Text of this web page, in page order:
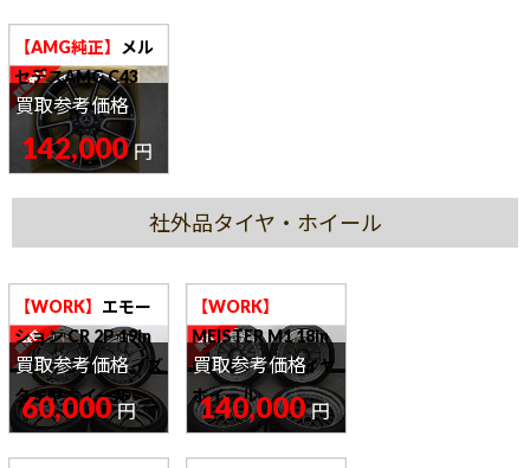
【AMG純正】
メル
セデスAMG C43
19in ホイール
買取参考価格
142,000 円
社外品タイヤ・ホイール
【WORK】 エモー
ション CR 2P 19in
スカイラインサイズ
タイヤホイール
買取参考価格
60,000 円
【WORK】
MEISTER M1 18in
GT-Rサイズ タイヤ
ホイール
買取参考価格
140,000 円